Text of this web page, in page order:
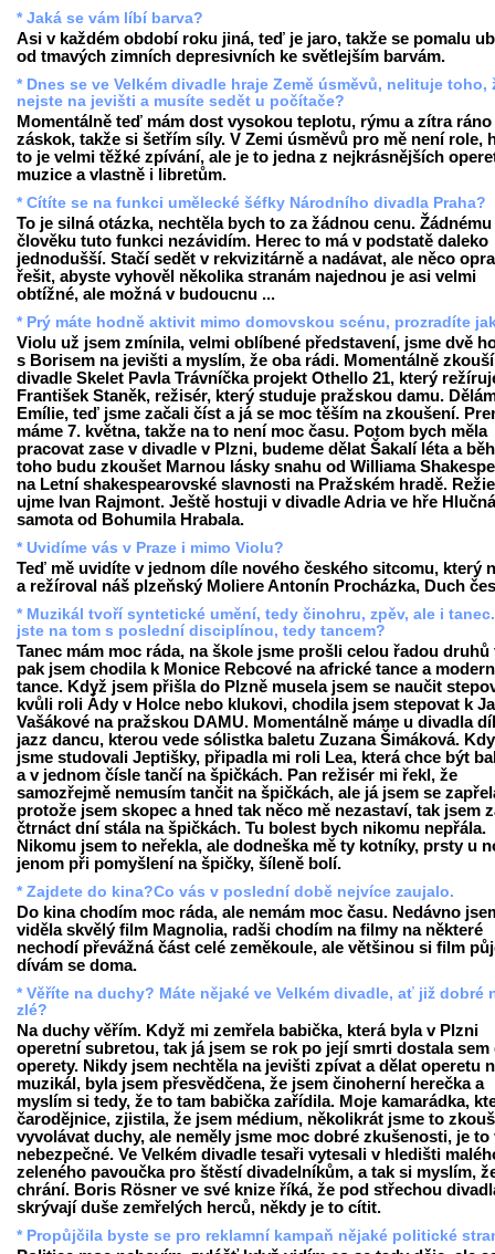
* Jaká se vám líbí barva?
Asi v každém období roku jiná, teď je jaro, takže se pomalu
od tmavých zimních depresivních ke světlejším barvám.
* Dnes se ve Velkém divadle hraje Země úsměvů, nelituje toho,
nejste na jevišti a musíte sedět u počítače?
Momentálně teď mám dost vysokou teplotu, rýmu a zítra ráno
záskok, takže si šetřím síly. V Zemi úsměvů pro mě není role,
to je velmi těžké zpívání, ale je to jedna z nejkrásnějších
muzice a vlastně i libretům.
* Cítíte se na funkci umělecké šéfky Národního divadla Praha?
To je silná otázka, nechtěla bych to za žádnou cenu. Žádnému
člověku tuto funkci nezávidím. Herec to má v podstatě daleko
jednodušší. Stačí sedět v rekvizitárně a nadávat, ale něco
řešit, abyste vyhověl několika stranám najednou je asi velmi
obtížné, ale možná v budoucnu ...
* Prý máte hodně aktivit mimo domovskou scénu, prozradíte
Violu už jsem zmínila, velmi oblíbené představení, jsme dvě
s Borisem na jevišti a myslím, že oba rádi. Momentálně
divadle Skelet Pavla Trávníčka projekt Othello 21, který
František Staněk, režisér, který studuje pražskou damu.
Emílie, teď jsme začali číst a já se moc těším na zkoušení.
máme 7. května, takže na to není moc času. Potom bych měla
pracovat zase v divadle v Plzni, budeme dělat Šakalí léta a
toho budu zkoušet Marnou lásky snahu od Williama
na Letní shakespearovské slavnosti na Pražském hradě.
ujme Ivan Rajmont. Ještě hostuji v divadle Adria ve hře Hlučná
samota od Bohumila Hrabala.
* Uvidíme vás v Praze i mimo Violu?
Teď mě uvidíte v jednom díle nového českého sitcomu, který
a režíroval náš plzeňský Moliere Antonín Procházka, Duch
* Muzikál tvoří syntetické umění, tedy činohru, zpěv, ale i
jste na tom s poslední disciplínou, tedy tancem?
Tanec mám moc ráda, na škole jsme prošli celou řadou druhů
pak jsem chodila k Monice Rebcové na africké tance a
tance. Když jsem přišla do Plzně musela jsem se naučit
kvůli roli Ády v Holce nebo klukovi, chodila jsem stepovat k
Vašákové na pražskou DAMU. Momentálně máme u divadla
jazz dancu, kterou vede sólistka baletu Zuzana Šimáková.
jsme studovali Jeptišky, připadla mi roli Lea, která chce být
a v jednom čísle tančí na špičkách. Pan režisér mi řekl, že
samozřejmě nemusím tančit na špičkách, ale já jsem se
protože jsem skopec a hned tak něco mě nezastaví, tak jsem
čtrnáct dní stála na špičkách. Tu bolest bych nikomu nepřála.
Nikomu jsem to neřekla, ale dodneška mě ty kotníky, prsty u
jenom při pomyšlení na špičky, šíleně bolí.
* Zajdete do kina?Co vás v poslední době nejvíce zaujalo.
Do kina chodím moc ráda, ale nemám moc času. Nedávno
viděla skvělý film Magnolia, radši chodím na filmy na některé
nechodí převážná část celé zeměkoule, ale většinou si film
dívám se doma.
* Věříte na duchy? Máte nějaké ve Velkém divadle, ať již dobré
zlé?
Na duchy věřím. Když mi zemřela babička, která byla v Plzni
operetní subretou, tak já jsem se rok po její smrti dostala sem
operety. Nikdy jsem nechtěla na jevišti zpívat a dělat operetu
muzikál, byla jsem přesvědčena, že jsem činoherní herečka a
myslím si tedy, že to tam babička zařídila. Moje kamarádka,
čarodějnice, zjistila, že jsem médium, několikrát jsme to
vyvolávat duchy, ale neměly jsme moc dobré zkušenosti, je to
nebezpečné. Ve Velkém divadle tesaři vytesali v hledišti
zeleného pavoučka pro štěstí divadelníkům, a tak si myslím,
chrání. Boris Rösner ve své knize říká, že pod střechou
skrývají duše zemřelých herců, někdy je to cítit.
* Propůjčila byste se pro reklamní kampaň nějaké politické